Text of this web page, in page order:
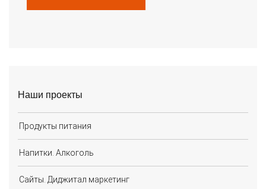
Наши проекты
Продукты питания
Напитки. Алкоголь
Сайты. Диджитал маркетинг